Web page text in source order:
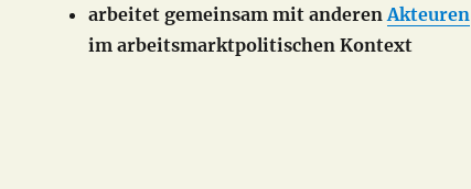
arbeitet gemeinsam mit anderenAkteuren
im arbeitsmarktpolitischen Kontext